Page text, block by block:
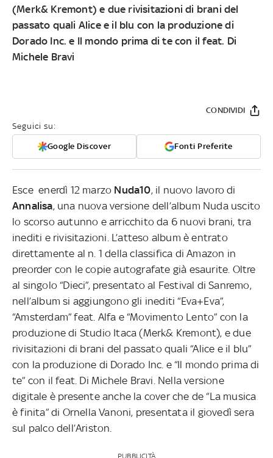
(Merk& Kremont) e due rivisitazioni di brani del
passato quali Alice e il blu con la produzione di
Dorado Inc. e Il mondo prima di te con il feat. Di
Michele Bravi
Seguici su:
Google Discover Fonti Preferite
CONDIVIDI
Esce enerdì 12 marzo Nuda10, il nuovo lavoro di
Annalisa, una nuova versione dell’album Nuda uscito
lo scorso autunno e arricchito da 6 nuovi brani, tra
inediti e rivisitazioni. L’atteso album è entrato
direttamente al n. 1 della classifica di Amazon in
preorder con le copie autografate già esaurite. Oltre
al singolo “Dieci”, presentato al Festival di Sanremo,
nell’album si aggiungono gli inediti“Eva+Eva”,
“Amsterdam” feat. Alfa e “Movimento Lento” con la
produzione di Studio Itaca (Merk& Kremont), e due
rivisitazioni di brani del passato quali “Alice e il blu”
con la produzione di Dorado Inc. e “Il mondo prima di
te” con il feat. Di Michele Bravi. Nella versione
digitale è presente anche la cover che de “La musica
è finita” di Ornella Vanoni, presentata il giovedì sera
sul palco dell’Ariston.
PUBBLICITÀ